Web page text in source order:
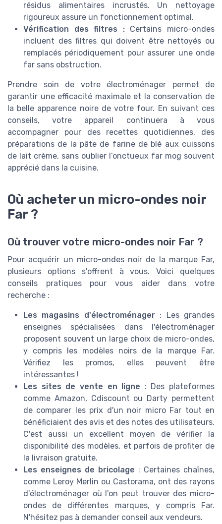
résidus alimentaires incrustés. Un nettoyage
rigoureux assure un fonctionnement optimal.
Vérification des filtres : Certains micro-ondes
incluent des filtres qui doivent être nettoyés ou
remplacés périodiquement pour assurer une onde
far sans obstruction.
Prendre soin de votre électroménager permet de
garantir une efficacité maximale et la conservation de
la belle apparence noire de votre four. En suivant ces
conseils, votre appareil continuera à vous
accompagner pour des recettes quotidiennes, des
préparations de la pâte de farine de blé aux cuissons
de lait crème, sans oublier l’onctueux far mog souvent
apprécié dans la cuisine.
Où acheter un micro-ondes noir
Far ?
Où trouver votre micro-ondes noir Far ?
Pour acquérir un micro-ondes noir de la marque Far,
plusieurs options s'offrent à vous. Voici quelques
conseils pratiques pour vous aider dans votre
recherche :
Les magasins d'électroménager: Les grandes
enseignes spécialisées dans l'électroménager
proposent souvent un large choix de micro-ondes,
y compris les modèles noirs de la marque Far.
Vérifiez les promos, elles peuvent être
intéressantes !
Les sites de vente en ligne : Des plateformes
comme Amazon, Cdiscount ou Darty permettent
de comparer les prix d'un noir micro Far tout en
bénéficiaient des avis et des notes des utilisateurs.
C'est aussi un excellent moyen de vérifier la
disponibilité des modèles, et parfois de profiter de
la livraison gratuite.
Les enseignes de bricolage : Certaines chaînes,
comme Leroy Merlin ou Castorama, ont des rayons
d'électroménager où l'on peut trouver des micro-
ondes de différentes marques, y compris Far.
N'hésitez pas à demander conseil aux vendeurs.